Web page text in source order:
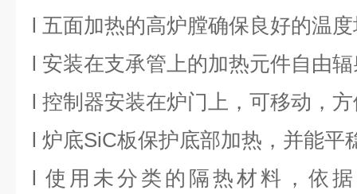
l 五面加热的高炉膛确保良好的温
l 安装在支承管上的加热元件自由
l 控制器安装在炉门上，可移动，
l 炉底SiC板保护底部加热，并能平
l 使用未分类的隔热材料，依据